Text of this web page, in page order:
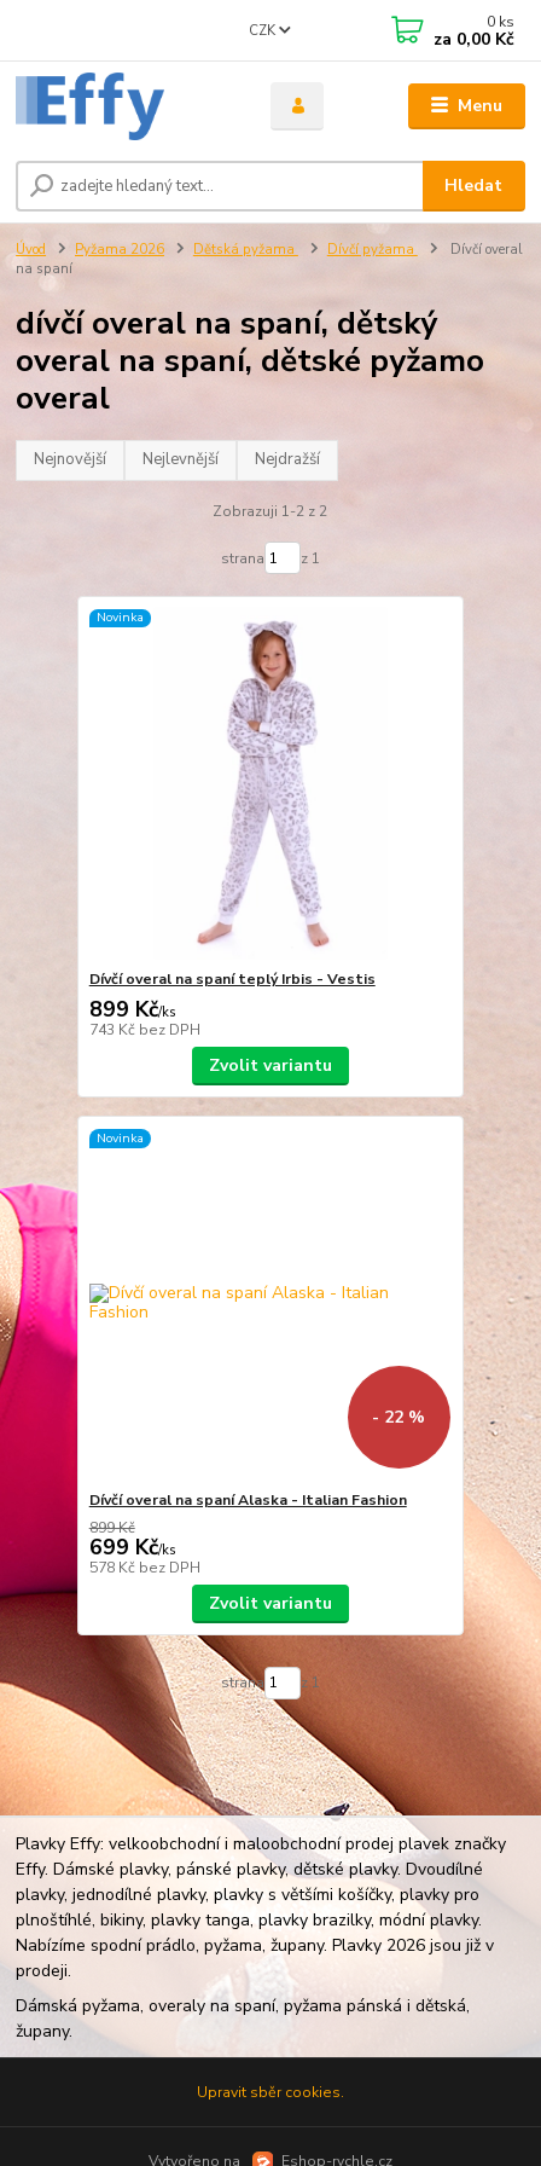
Menu
CZK
Hledat
0 ks
za 0,00 Kč
Úvod Pyžama 2026 Dětská pyžama Dívčí pyžama
Dívčí overal
na spaní
dívčí overal na spaní, dětský
overal na spaní, dětské pyžamo
overal
Nejnovější Nejlevnější Nejdražší
Zobrazuji 1-2 z 2
strana z 1
Novinka
Dívčí overal na spaní teplý Irbis - Vestis
899 Kč/ks
743 Kč bez DPH
Zvolit variantu
Novinka
- 22 %
Dívčí overal na spaní Alaska - Italian Fashion
899 Kč
699 Kč/ks
578 Kč bez DPH
Zvolit variantu
strana z 1
Plavky Effy: velkoobchodní i maloobchodní prodej plavek značky
Effy. Dámské plavky, pánské plavky, dětské plavky. Dvoudílné
plavky, jednodílné plavky, plavky s většími košíčky, plavky pro
plnoštíhlé, bikiny, plavky tanga, plavky brazilky, módní plavky.
Nabízíme spodní prádlo, pyžama, župany. Plavky 2026 jsou již v
prodeji.
Dámská pyžama, overaly na spaní, pyžama pánská i dětská,
župany.
Upravit sběr cookies.
Vytvořeno na Eshop-rychle.cz